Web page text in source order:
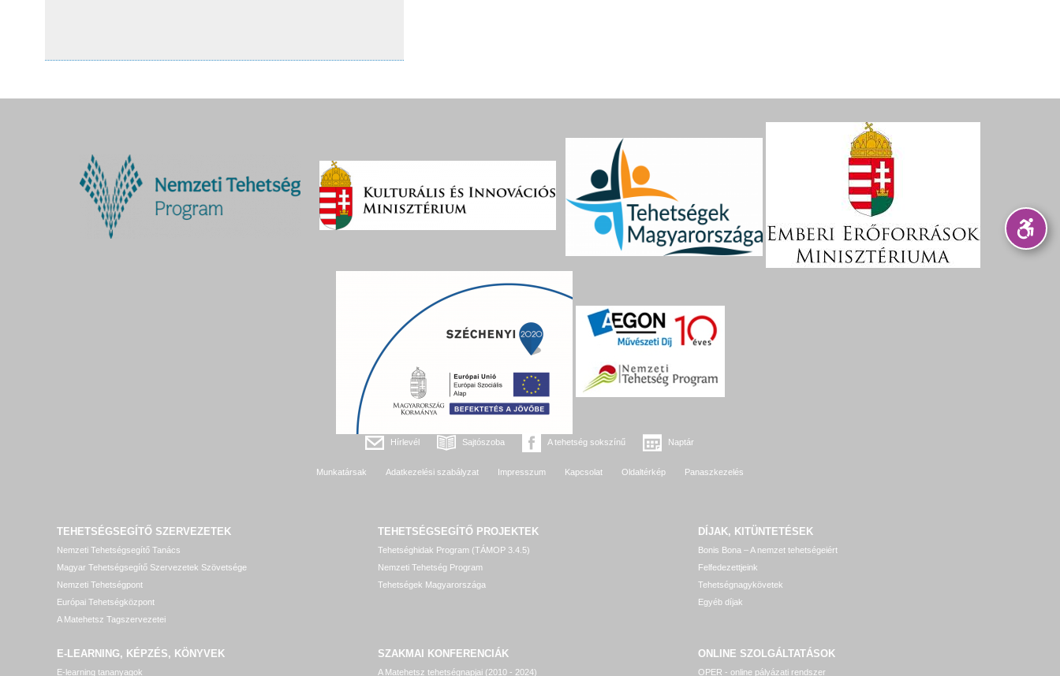
Hírlevél Sajtószoba A tehetség sokszínű Naptár
Munkatársak Adatkezelési szabályzat Impresszum Kapcsolat Oldaltérkép Panaszkezelés
TEHETSÉGSEGÍTŐ SZERVEZETEK
Nemzeti Tehetségsegítő Tanács
Magyar Tehetségsegítő Szervezetek Szövetsége
Nemzeti Tehetségpont
Európai Tehetségközpont
A Matehetsz Tagszervezetei
TEHETSÉGSEGÍTŐ PROJEKTEK
Tehetséghidak Program (TÁMOP 3.4.5)
Nemzeti Tehetség Program
Tehetségek Magyarországa
DÍJAK, KITÜNTETÉSEK
Bonis Bona – A nemzet tehetségeiért
Felfedezettjeink
Tehetségnagykövetek
Egyéb díjak
E-LEARNING, KÉPZÉS, KÖNYVEK
E-learning tananyagok
SZAKMAI KONFERENCIÁK
A Matehetsz tehetségnapjai (2010 - 2024)
ONLINE SZOLGÁLTATÁSOK
OPER - online pályázati rendszer